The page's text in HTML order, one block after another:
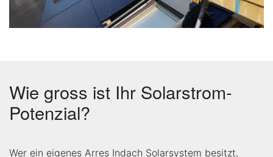
Wie gross ist Ihr Solarstrom-
Potenzial?
Wer ein eigenes Arres Indach Solarsystem besitzt,